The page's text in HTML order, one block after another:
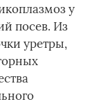
у
посев. Из
уретры,